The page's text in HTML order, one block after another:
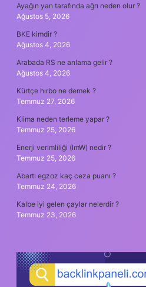
Ayağın yan tarafında ağrı neden olur ?
Ağustos 5, 2026
BKE kimdir ?
Ağustos 4, 2026
Arabada RS ne anlama gelir ?
Ağustos 4, 2026
Kürtçe hırbo ne demek ?
Temmuz 27, 2026
Klima neden terleme yapar ?
Temmuz 25, 2026
Enerji verimliliği (lmW) nedir ?
Temmuz 25, 2026
Abartı egzoz kaç ceza puanı ?
Temmuz 24, 2026
Kalbe iyi gelen çaylar nelerdir ?
Temmuz 23, 2026